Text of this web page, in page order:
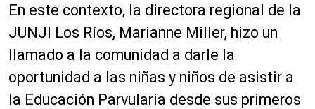
En este contexto, la directora regional de la
JUNJI Los Ríos, Marianne Miller, hizo un
llamado a la comunidad a darle la
oportunidad a las niñas y niños de asistir a
la Educación Parvularia desde sus primeros